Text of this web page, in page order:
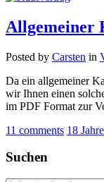
Allgemeiner
Posted by Carsten in
Da ein allgemeiner
wir Ihnen einen
im PDF Format zur
11 comments 18
Suchen